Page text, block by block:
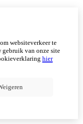
Tenerife
websiteverkeer te
gebruik van onze site
hier